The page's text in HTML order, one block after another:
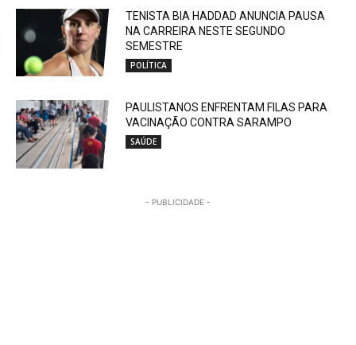
TENISTA BIA HADDAD ANUNCIA PAUSA
NA CARREIRA NESTE SEGUNDO
SEMESTRE
POLÍTICA
PAULISTANOS ENFRENTAM FILAS PARA
VACINAÇÃO CONTRA SARAMPO
SAÚDE
- PUBLICIDADE -